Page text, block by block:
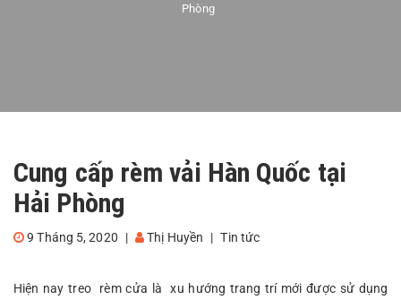
Phòng
Cung cấp rèm vải Hàn Quốc tại
Hải Phòng
9 Tháng 5, 2020 | Thị Huyền | Tin tức
Hiện nay treo rèm cửa là xu hướng trang trí mới được sử dụng